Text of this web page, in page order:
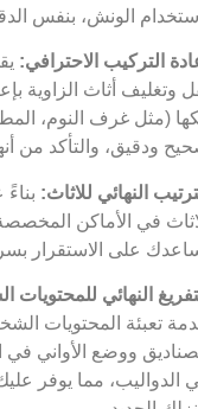
الونش، بنفس
التركيب الاحترافي:
وتغليف أثاث الزاوية
(مثل غرف النوم،
ودقيق، والتأكد من
النهائي للاثاث:
في الأماكن
على الاستقرار
النهائي
تعبئة المحتويات
ووضع الأواني في
الدواليب، مما يوفر